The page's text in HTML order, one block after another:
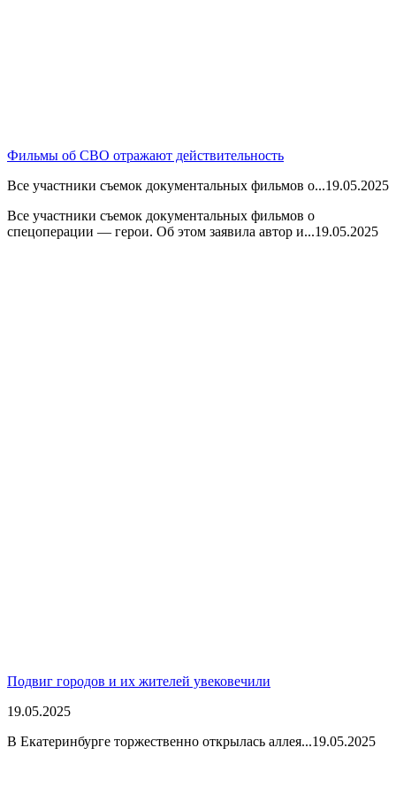
Фильмы об СВО отражают действительность
Все участники съемок документальных фильмов о...19.05.2025
Все участники съемок документальных фильмов о
спецоперации — герои. Об этом заявила автор и...19.05.2025
Подвиг городов и их жителей увековечили
19.05.2025
В Екатеринбурге торжественно открылась аллея...19.05.2025